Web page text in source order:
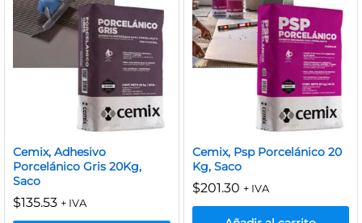
Cemix, Adhesivo
Porcelánico Gris 20Kg,
Saco
$135.53 + IVA
Cemix, Psp Porcelánico 20
Kg, Saco
$201.30 + IVA